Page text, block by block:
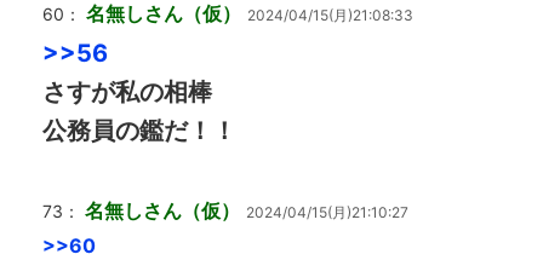
60： 名無しさん（仮） 2024/04/15(月)21:08:33
>>56
さすが私の相棒
公務員の鑑だ！！
73： 名無しさん（仮） 2024/04/15(月)21:10:27
>>60